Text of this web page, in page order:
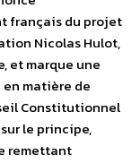
français du projet
Nicolas Hulot,
et marque une
matière de
Constitutionnel
le principe,
remettant